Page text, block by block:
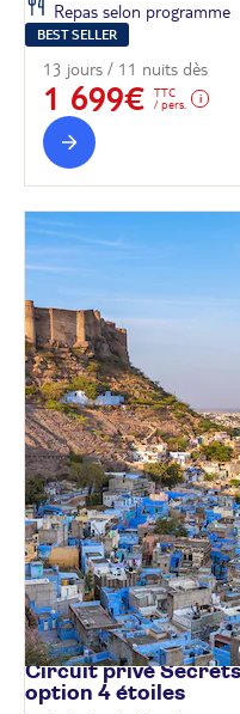
Repas selon programme
BEST SELLER
13 jours / 11 nuits dès
1 699€
TTC
/ pers.
Circuit privé
option 4 étoiles